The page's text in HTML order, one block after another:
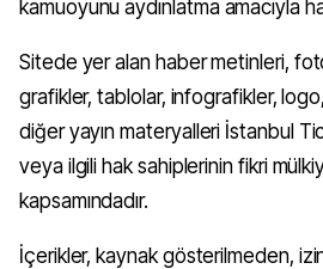
kamuoyunu aydınlatma amacıyla
Sitede yer alan haber metinleri,
grafikler, tablolar, infografikler, logo,
diğer yayın materyalleri İstanbul
veya ilgili hak sahiplerinin fikri
kapsamındadır.
İçerikler, kaynak gösterilmeden,